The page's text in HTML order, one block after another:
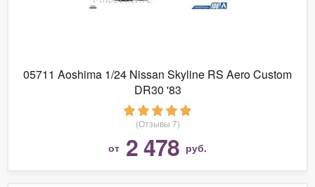
05711 Aoshima 1/24 Nissan Skyline RS Aero Custom
DR30 '83
(Отзывы 7)
от 2 478 руб.